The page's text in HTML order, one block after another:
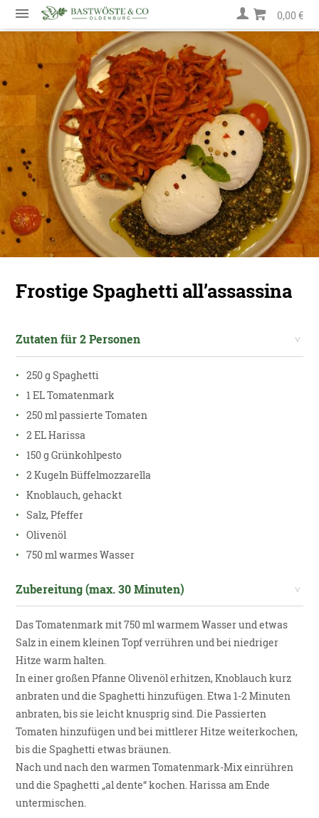
0,00 €
Frostige Spaghetti all’assassina
Zutaten für 2 Personen
250 g Spaghetti
1 EL Tomatenmark
250 ml passierte Tomaten
2 EL Harissa
150 g Grünkohlpesto
2 Kugeln Büffelmozzarella
Knoblauch, gehackt
Salz, Pfeffer
Olivenöl
750 ml warmes Wasser
Zubereitung (max. 30 Minuten)
Das Tomatenmark mit 750 ml warmem Wasser und etwas
Salz in einem kleinen Topf verrühren und bei niedriger
Hitze warm halten.
In einer großen Pfanne Olivenöl erhitzen, Knoblauch kurz
anbraten und die Spaghetti hinzufügen. Etwa 1-2 Minuten
anbraten, bis sie leicht knusprig sind. Die Passierten
Tomaten hinzufügen und bei mittlerer Hitze weiterkochen,
bis die Spaghetti etwas bräunen.
Nach und nach den warmen Tomatenmark-Mix einrühren
und die Spaghetti „al dente“ kochen. Harissa am Ende
untermischen.